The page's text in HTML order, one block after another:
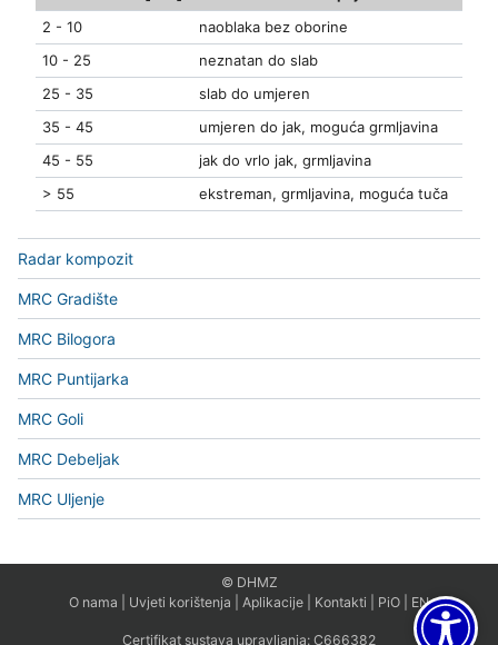
2 - 10
naoblaka bez oborine
10 - 25
neznatan do slab
25 - 35
slab do umjeren
35 - 45
umjeren do jak, moguća grmljavina
45 - 55
jak do vrlo jak, grmljavina
> 55
ekstreman, grmljavina, moguća tuča
Radar kompozit
MRC Gradište
MRC Bilogora
MRC Puntijarka
MRC Goli
MRC Debeljak
MRC Uljenje
© DHMZ
O nama
Uvjeti korištenja Aplikacije Kontakti PiO EN
Certifikat sustava upravljanja: C666382